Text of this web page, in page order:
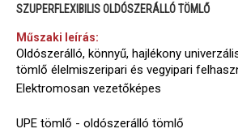
SZUPERFLEXIBILIS OLDÓSZERÁLLÓ TÖMLŐ
Műszaki leírás:
Oldószerálló, könnyű, hajlékony
tömlő élelmiszeripari és vegyipari
Elektromosan vezetőképes
UPE tömlő - oldószerálló tömlő